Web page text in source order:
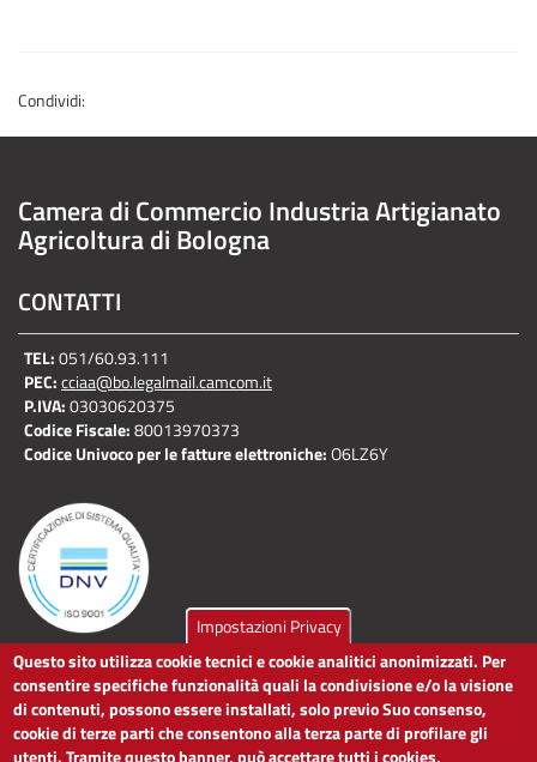
Condividi:
Camera di Commercio Industria Artigianato
Agricoltura di Bologna
CONTATTI
TEL:051/60.93.111
PEC:cciaa@bo.legalmail.camcom.it
P.IVA:03030620375
Codice Fiscale:80013970373
Codice Univoco per le fatture elettroniche:O6LZ6Y
LINK UTILI
Dichiarazione di accessibilità
Impostazioni Privacy
Questo sito utilizza cookie tecnici e cookie analitici anonimizzati. Per
consentire specifiche funzionalità quali la condivisione e/o la visione
di contenuti, possono essere installati, solo previo Suo consenso,
cookie di terze parti che consentono alla terza parte di profilare gli
utenti. Tramite questo banner, può accettare tutti i cookies,